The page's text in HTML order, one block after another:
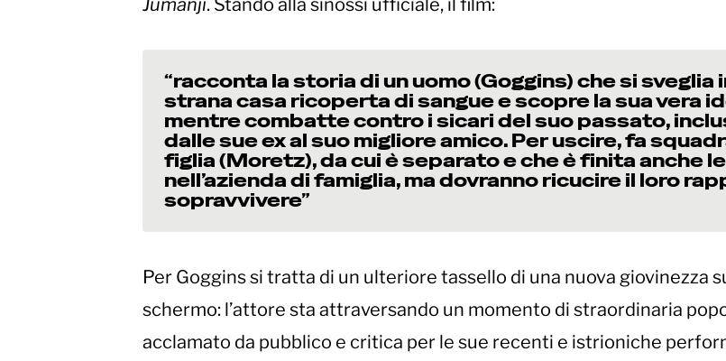
Jumanji. Stando alla sinossi ufficiale, il film:
“racconta la storia di un uomo (Goggins) che si sveglia
strana casa ricoperta di sangue e scopre la sua vera
mentre combatte contro i sicari del suo passato,
dalle sue ex al suo migliore amico. Per uscire, fa
figlia (Moretz), da cui è separato e che è finita anche
nell’azienda di famiglia, ma dovranno ricucire il loro
sopravvivere”
Per Goggins si tratta di un ulteriore tassello di una nuova giovinezza
schermo: l’attore sta attraversando un momento di straordinaria
acclamato da pubblico e critica per le sue recenti e istrioniche